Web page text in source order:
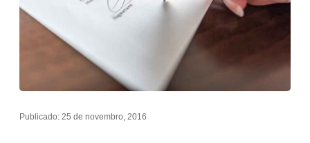
Publicado: 25 de novembro, 2016